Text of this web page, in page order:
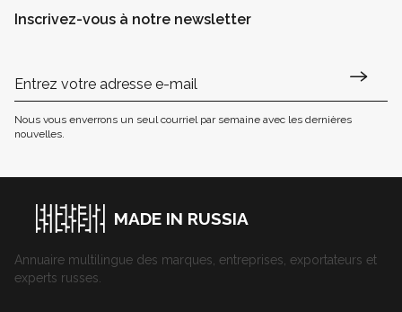
Inscrivez-vous à notre newsletter
Nous vous enverrons un seul courriel par semaine avec les dernières
nouvelles.
MADE IN RUSSIA
Annuaire multilingue des marques, entreprises, exportateurs et
experts russes.